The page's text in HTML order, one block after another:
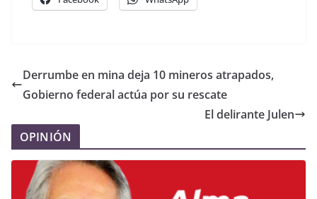
Derrumbe en mina deja 10 mineros atrapados,
Gobierno federal actúa por su rescate
El delirante Julen
OPINIÓN